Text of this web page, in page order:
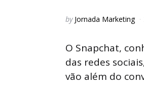
Posted
by Jornada Marketing
O Snapchat,
das redes
vão além do